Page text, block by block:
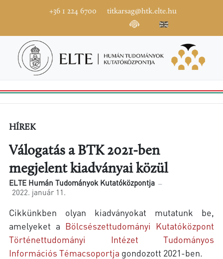
+36 1 224 6700 titkarsag@htk.elte.hu
HÍREK
Válogatás a BTK 2021-ben
megjelent kiadványai közül
ELTE Humán Tudományok Kutatóközpontja
2022. január 11.
Cikkünkben olyan kiadványokat mutatunk be,
amelyeket a Bölcsészettudományi Kutatóközpont
Történettudományi Intézet Tudományos
Információs Témacsoportja gondozott 2021-ben.